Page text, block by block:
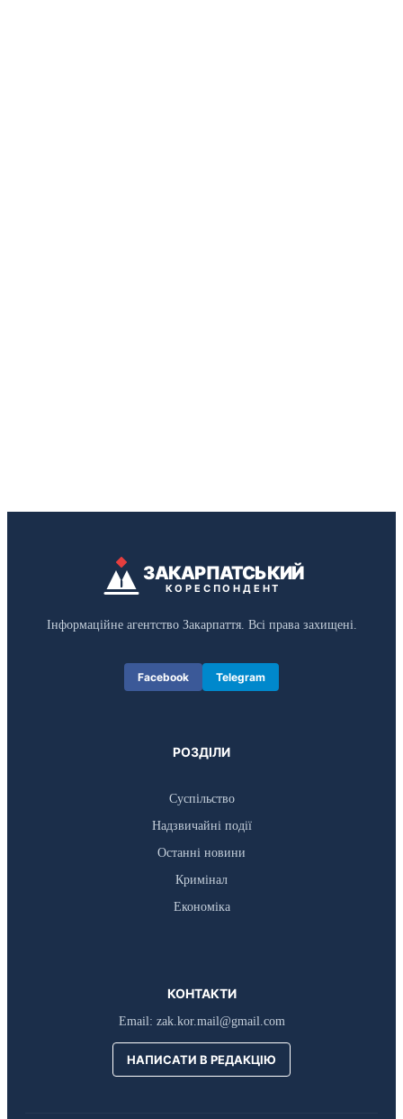
ЗАКАРПАТСЬКИЙ
КОРЕСПОНДЕНТ
Інформаційне агентство Закарпаття. Всі права захищені.
Facebook Telegram
РОЗДІЛИ
Суспільство
Надзвичайні події
Останні новини
Кримінал
Економіка
КОНТАКТИ
Email: zak.kor.mail@gmail.com
НАПИСАТИ В РЕДАКЦІЮ